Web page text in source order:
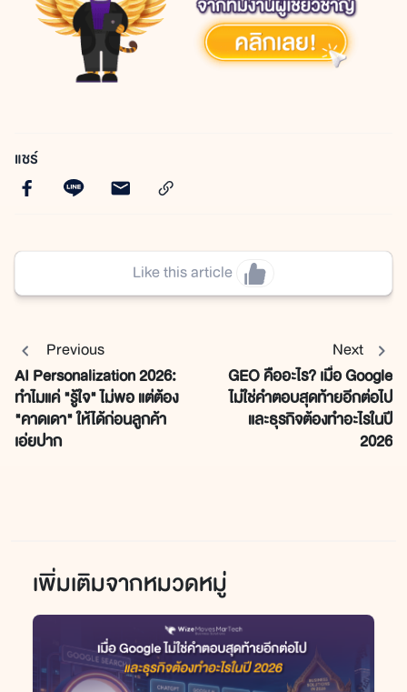
แชร์
Like this article
Previous
AI Personalization 2026:
ทำไมแค่ "รู้ใจ" ไม่พอ แต่ต้อง
"คาดเดา" ให้ได้ก่อนลูกค้า
เอ่ยปาก
Next
GEO คืออะไร? เมื่อ Google
ไม่ใช่คำตอบสุดท้ายอีกต่อไป
และธุรกิจต้องทำอะไรในปี
2026
เพิ่มเติมจากหมวดหมู่